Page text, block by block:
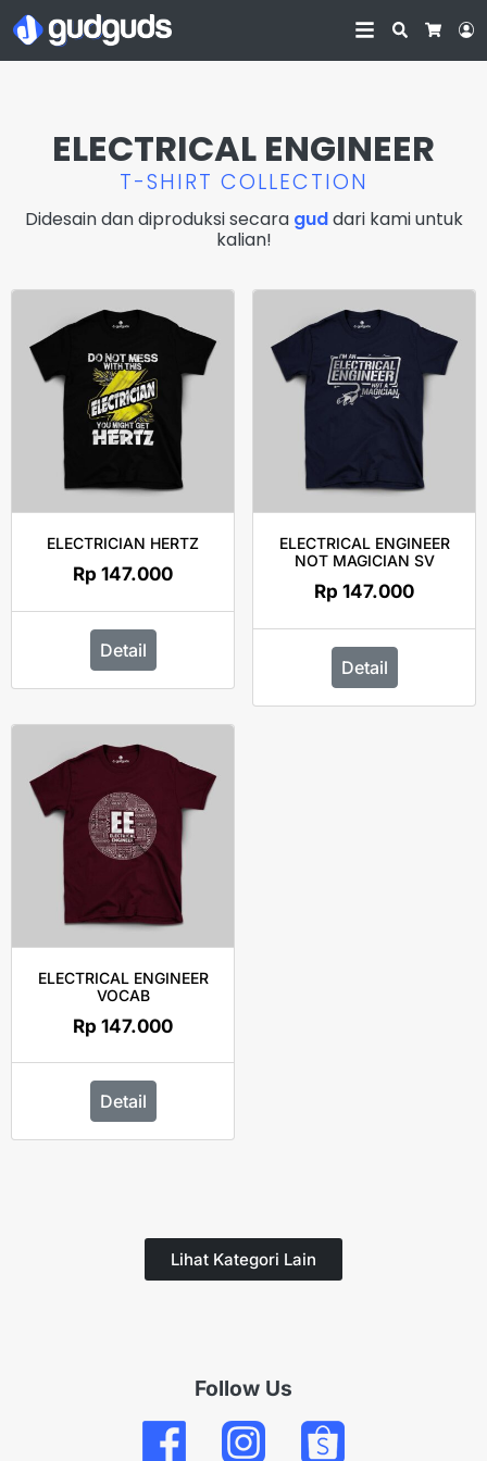
Search
ELECTRICAL ENGINEER
T-SHIRT COLLECTION
Didesain dan diproduksi secara guddari kami untuk
kalian!
ELECTRICIAN HERTZ
Rp 147.000
Detail
ELECTRICAL ENGINEER
NOT MAGICIAN SV
Rp 147.000
Detail
ELECTRICAL ENGINEER
VOCAB
Rp 147.000
Detail
Lihat Kategori Lain
Follow Us